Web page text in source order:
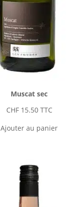
Muscat sec
CHF15.50 TTC
Ajouter au panier